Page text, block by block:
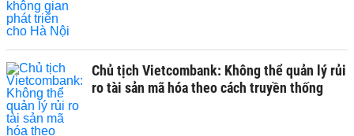
Chủ tịch Vietcombank: Không thể quản lý rủi
ro tài sản mã hóa theo cách truyền thống